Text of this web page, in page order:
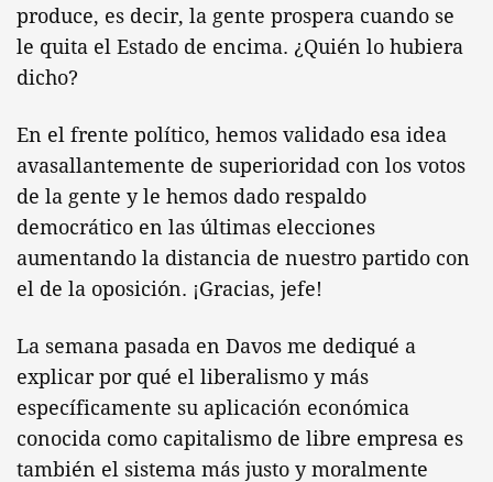
produce, es decir, la gente prospera cuando se
le quita el Estado de encima. ¿Quién lo hubiera
dicho?
En el frente político, hemos validado esa idea
avasallantemente de superioridad con los votos
de la gente y le hemos dado respaldo
democrático en las últimas elecciones
aumentando la distancia de nuestro partido con
el de la oposición. ¡Gracias, jefe!
La semana pasada en Davos me dediqué a
explicar por qué el liberalismo y más
específicamente su aplicación económica
conocida como capitalismo de libre empresa es
también el sistema más justo y moralmente